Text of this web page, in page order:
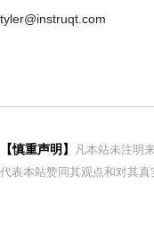
tyler@instruqt.com
【慎重声明】
凡本站未注明
代表本站赞同其观点和对其